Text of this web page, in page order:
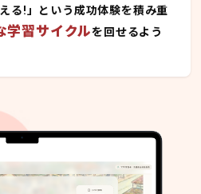
る!」という成功体験を積み重
学習サイクルを回せるよう